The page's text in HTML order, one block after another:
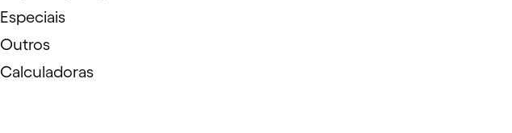
Especiais
Outros
Calculadoras